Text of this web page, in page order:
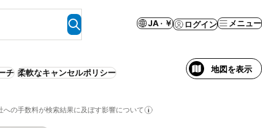
JA · ￥ ログイン メニュー
チ 柔軟なキャンセルポリシー 地図を表示
への手数料が検索結果に及ぼす影響について